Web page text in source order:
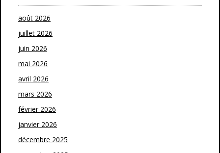
août 2026
juillet 2026
juin 2026
mai 2026
avril 2026
mars 2026
février 2026
janvier 2026
décembre 2025